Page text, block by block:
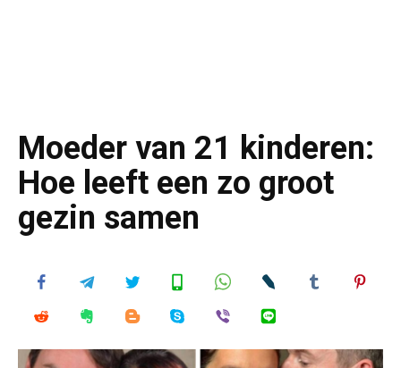
Moeder van 21 kinderen:
Hoe leeft een zo groot
gezin samen